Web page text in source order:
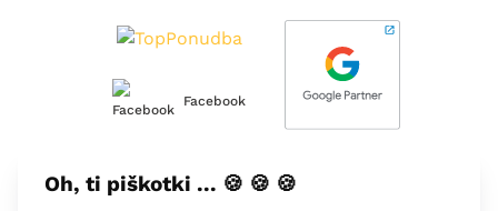
Facebook
O nas
Oh, ti piškotki ... 🍪 🍪 🍪